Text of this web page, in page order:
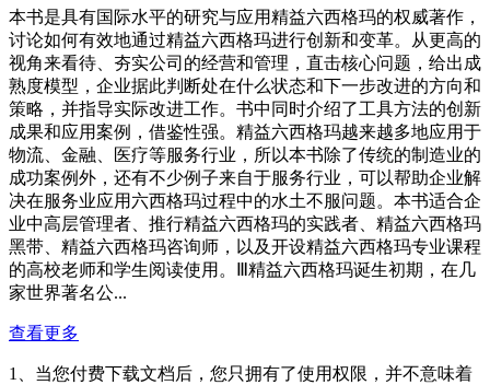
本书是具有国际水平的研究与应用精益六西格玛的权威著作，
讨论如何有效地通过精益六西格玛进行创新和变革。从更高的
视角来看待、夯实公司的经营和管理，直击核心问题，给出成
熟度模型，企业据此判断处在什么状态和下一步改进的方向和
策略，并指导实际改进工作。书中同时介绍了工具方法的创新
成果和应用案例，借鉴性强。精益六西格玛越来越多地应用于
物流、金融、医疗等服务行业，所以本书除了传统的制造业的
成功案例外，还有不少例子来自于服务行业，可以帮助企业解
决在服务业应用六西格玛过程中的水土不服问题。本书适合企
业中高层管理者、推行精益六西格玛的实践者、精益六西格玛
黑带、精益六西格玛咨询师，以及开设精益六西格玛专业课程
的高校老师和学生阅读使用。Ⅲ精益六西格玛诞生初期，在几
家世界著名公...
查看更多
1、当您付费下载文档后，您只拥有了使用权限，并不意味着